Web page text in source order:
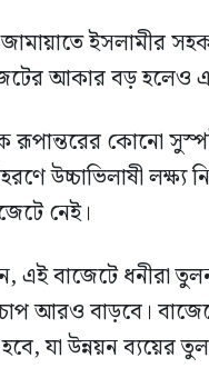
ইসলামীর
আকার বড় হলেও
রূপান্তরের কোনো
উচ্চাভিলাষী লক্ষ্য
নেই।
বাজেটে ধনীরা
আরও বাড়বে।
যা উন্নয়ন ব্যয়ের